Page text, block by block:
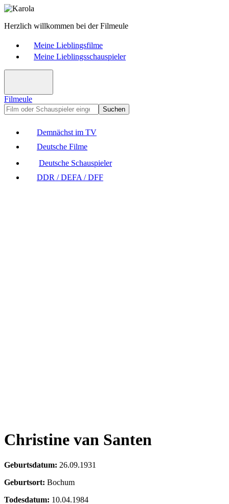
Herzlich willkommen bei der Filmeule
Meine Lieblingsfilme
Meine Lieblingsschauspieler
Filmeule
Suchen
Demnächst im TV
Deutsche Filme
Deutsche Schauspieler
DDR / DEFA / DFF
Christine van Santen
Geburtsdatum: 26.09.1931
Geburtsort: Bochum
Todesdatum: 10.04.1984